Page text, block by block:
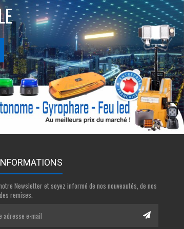
Newsletter et soyez informé de nos nouveautés, de nos
remises.